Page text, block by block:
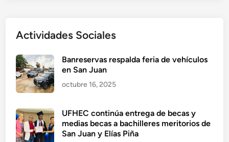
Actividades Sociales
Banreservas respalda feria de vehículos
en San Juan
octubre 16, 2025
UFHEC continúa entrega de becas y
medias becas a bachilleres meritorios de
San Juan y Elías Piña